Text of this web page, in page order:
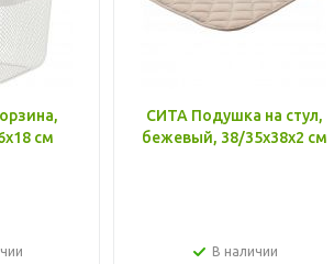
см
СИТА Подушка на стул,
бежевый, 38/35x38x2 см
В наличии